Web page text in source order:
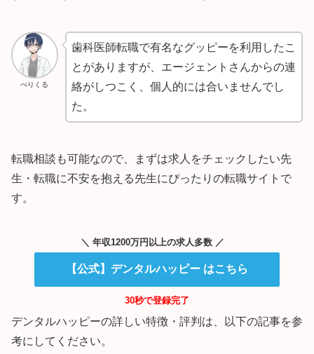
ぺりくる
歯科医師転職で有名なグッピーを利用したこ
とがありますが、エージェントさんからの連
絡がしつこく、個人的には合いませんでし
た。
転職相談も可能なので、まずは求人をチェックしたい先
生・転職に不安を抱える先生にぴったりの転職サイトで
す。
＼ 年収1200万円以上の求人多数 ／
【公式】デンタルハッピー はこちら
30秒で登録完了
デンタルハッピーの詳しい特徴・評判は、以下の記事を参
考にしてください。